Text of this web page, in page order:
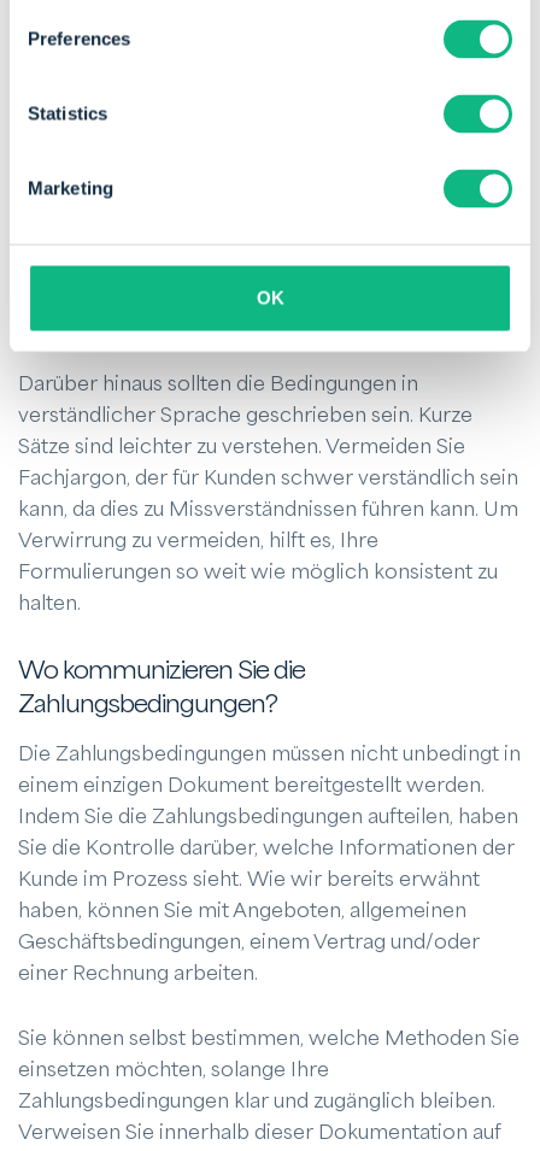
Preferences
Statistics
Marketing
OK
Stellen Sie Ihre Bedingungen klar und
Stellen Sie sicher, dass Ihre Zahlungsbedingungen
Viele Websites haben beispielsweise die
Ihre Kontonummer, sollten auf der Rechnung
Darüber hinaus sollten die Bedingungen in
verständlicher Sprache geschrieben sein. Kurze
Sätze sind leichter zu verstehen. Vermeiden Sie
Fachjargon, der für Kunden schwer verständlich sein
kann, da dies zu Missverständnissen führen kann. Um
Verwirrung zu vermeiden, hilft es, Ihre
Formulierungen so weit wie möglich konsistent zu
halten.
Wo kommunizieren Sie die
Zahlungsbedingungen?
Die Zahlungsbedingungen müssen nicht unbedingt in
einem einzigen Dokument bereitgestellt werden.
Indem Sie die Zahlungsbedingungen aufteilen, haben
Sie die Kontrolle darüber, welche Informationen der
Kunde im Prozess sieht. Wie wir bereits erwähnt
haben, können Sie mit Angeboten, allgemeinen
Geschäftsbedingungen, einem Vertrag und/oder
einer Rechnung arbeiten.
Sie können selbst bestimmen, welche Methoden Sie
einsetzen möchten, solange Ihre
Zahlungsbedingungen klar und zugänglich bleiben.
Verweisen Sie innerhalb dieser Dokumentation auf